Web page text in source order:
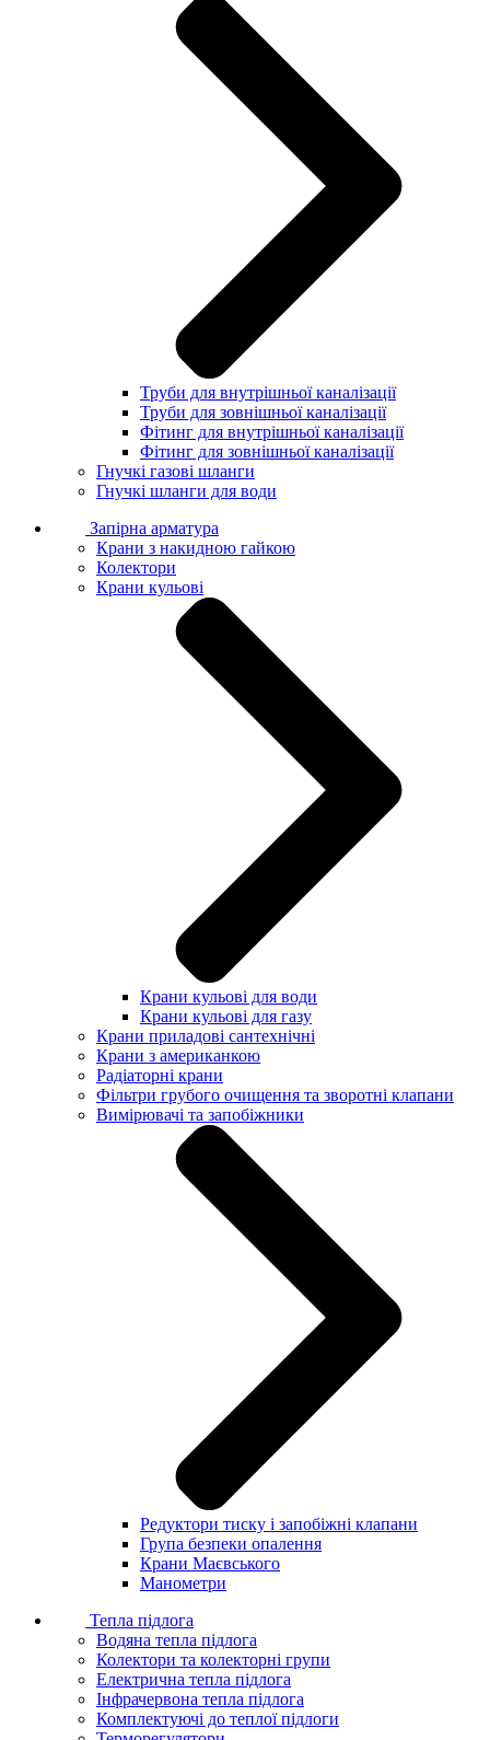
Труби для внутрішньої каналізації
Труби для зовнішньої каналізації
Фітинг для внутрішньої каналізації
Фітинг для зовнішньої каналізації
Гнучкі газові шланги
Гнучкі шланги для води
Запірна арматура
Крани з накидною гайкою
Колектори
Крани кульові
Крани кульові для води
Крани кульові для газу
Крани приладові сантехнічні
Крани з американкою
Радіаторні крани
Фільтри грубого очищення та зворотні клапани
Вимірювачі та запобіжники
Редуктори тиску і запобіжні клапани
Група безпеки опалення
Крани Маєвського
Манометри
Тепла підлога
Водяна тепла підлога
Колектори та колекторні групи
Електрична тепла підлога
Інфрачервона тепла підлога
Комплектуючі до теплої підлоги